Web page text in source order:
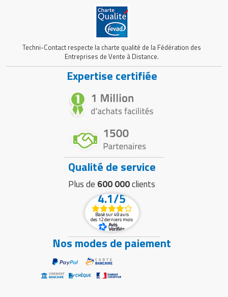
Techni-Contact respecte la charte qualité de la Fédération des
Entreprises de Vente à Distance.
Expertise certifiée
Qualité de service
Plus de 600 000clients
4.1/5
Basé sur 49 avis
des 12 derniers mois
Nos modes de paiement